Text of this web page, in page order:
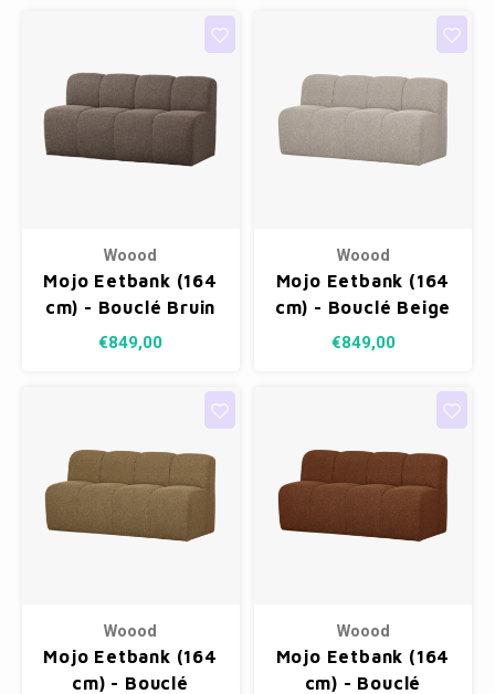
Woood
Mojo Eetbank (164
cm) - Bouclé Bruin
Melange
€849,00
Woood
Mojo Eetbank (164
cm) - Bouclé Beige
Melange
€849,00
Woood
Mojo Eetbank (164
cm) - Bouclé
Woood
Mojo Eetbank (164
cm) - Bouclé